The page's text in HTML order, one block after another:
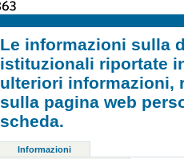
Le informazioni sulla
istituzionali riportate
ulteriori informazioni,
sulla pagina web
scheda.
Informazioni